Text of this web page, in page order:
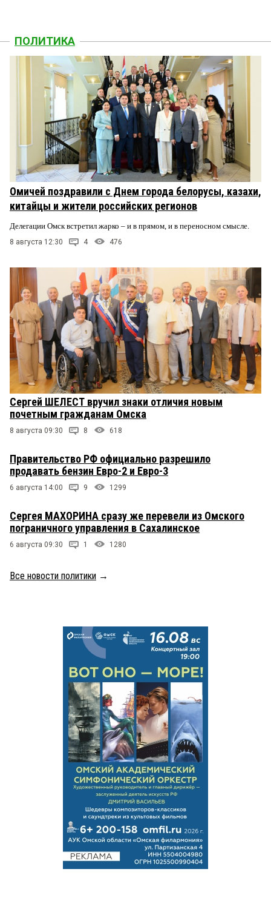
ПОЛИТИКА
Омичей поздравили с Днем города белорусы, казахи,
китайцы и жители российских регионов
Делегации Омск встретил жарко – и в прямом, и в переносном смысле.
8 августа 12:30 4 476
Сергей ШЕЛЕСТ вручил знаки отличия новым
почетным гражданам Омска
8 августа 09:30 8 618
Правительство РФ официально разрешило
продавать бензин Евро-2 и Евро-3
6 августа 14:00 9 1299
Сергея МАХОРИНА сразу же перевели из Омского
пограничного управления в Сахалинское
6 августа 09:30 1 1280
Все новости политики →